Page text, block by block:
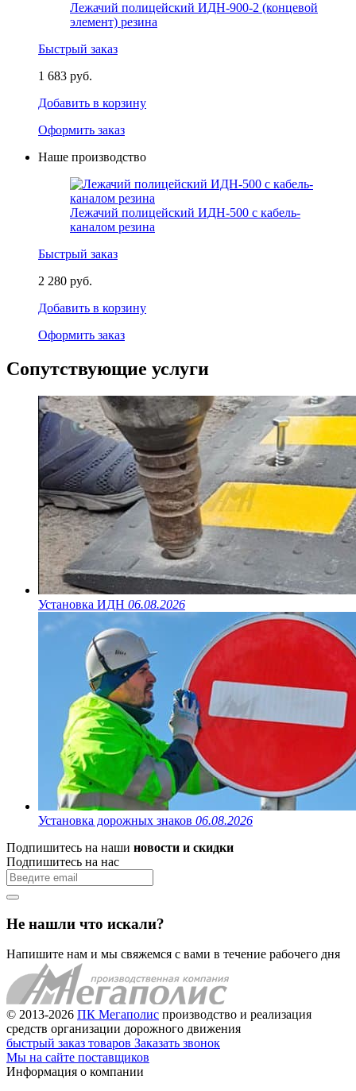
Лежачий полицейский ИДН-900-2 (концевой
элемент) резина
Быстрый заказ
1 683 руб.
Добавить в корзину
Оформить заказ
Наше производство
Лежачий полицейский ИДН-500 с кабель-
каналом резина
Быстрый заказ
2 280 руб.
Добавить в корзину
Оформить заказ
Сопутствующие услуги
Установка ИДН 06.08.2026
Установка дорожных знаков 06.08.2026
Подпишитесь на наши новости и скидки
Подпишитесь на нас
Не нашли что искали?
Напишите нам и мы свяжемся с вами в течение рабочего дня
© 2013-2026 ПК Мегаполис производство и реализация
средств организации дорожного движения
быстрый заказ товаров Заказать звонок
Мы на сайте поставщиков
Информация о компании